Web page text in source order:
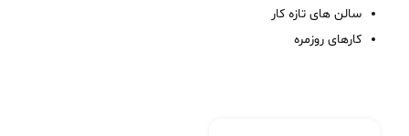
سالن های تازه کار
کارهای روزمره